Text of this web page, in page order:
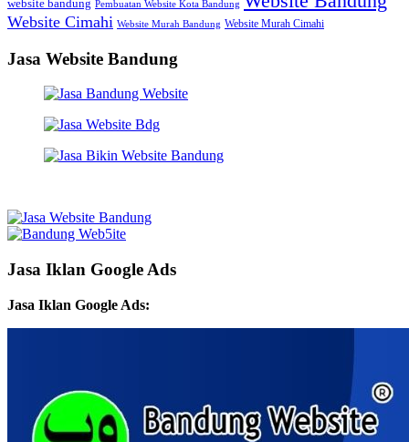
website bandung Pembuatan Website Kota Bandung
Website Cimahi Website Murah Bandung Website Murah Cimahi
Jasa Website Bandung
Jasa Iklan Google Ads
Jasa Iklan Google Ads: